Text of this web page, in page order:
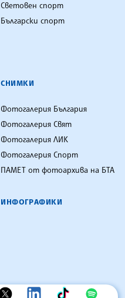
Световен спорт
Български спорт
СНИМКИ
Фотогалерия България
Фотогалерия Свят
Фотогалерия ЛИК
Фотогалерия Спорт
ПАМЕТ от фотоархива на БТА
ИНФОГРАФИКИ